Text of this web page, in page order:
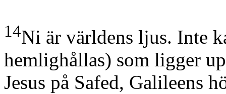
14Ni är världens ljus. Inte
hemlighållas) som ligger
Jesus på Safed, Galileens